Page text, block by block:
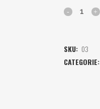
SKU: 03
CATEGORIE: